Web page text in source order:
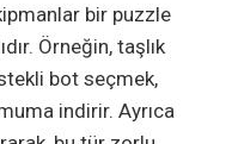
bir puzzle
Örneğin, taşlık
bot seçmek,
indirir. Ayrıca